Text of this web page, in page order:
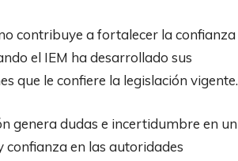
contribuye a fortalecer la confianza
el IEM ha desarrollado sus
que le confiere la legislación vigente.
genera dudas e incertidumbre en un
confianza en las autoridades